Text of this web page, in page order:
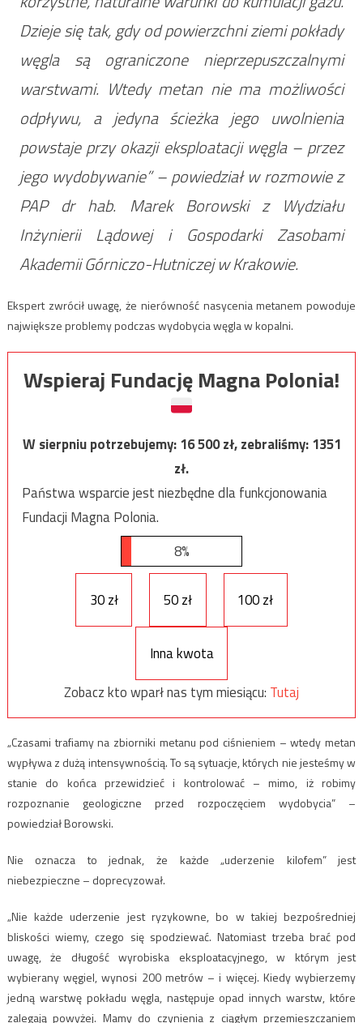
Dzieje się tak, gdy od powierzchni ziemi pokłady
węgla są ograniczone nieprzepuszczalnymi
warstwami. Wtedy metan nie ma możliwości
odpływu, a jedyna ścieżka jego uwolnienia
powstaje przy okazji eksploatacji węgla – przez
jego wydobywanie” – powiedział w rozmowie z
PAP dr hab. Marek Borowski z Wydziału
Inżynierii Lądowej i Gospodarki Zasobami
Akademii Górniczo-Hutniczej w Krakowie.
Ekspert zwrócił uwagę, że nierówność nasycenia metanem powoduje
największe problemy podczas wydobycia węgla w kopalni.
Wspieraj Fundację Magna Polonia!
W sierpniu potrzebujemy:16 500zł, zebraliśmy:1351
zł.
Państwa wsparcie jest niezbędne dla funkcjonowania
Fundacji Magna Polonia.
8%
30 zł 50 zł 100 zł
Inna kwota
Zobacz kto wparł nas tym miesiącu: Tutaj
„Czasami trafiamy na zbiorniki metanu pod ciśnieniem – wtedy metan
wypływa z dużą intensywnością. To są sytuacje, których nie jesteśmy w
stanie do końca przewidzieć i kontrolować – mimo, iż robimy
rozpoznanie geologiczne przed rozpoczęciem wydobycia” –
powiedział Borowski.
Nie oznacza to jednak, że każde „uderzenie kilofem” jest
niebezpieczne – doprecyzował.
„Nie każde uderzenie jest ryzykowne, bo w takiej bezpośredniej
bliskości wiemy, czego się spodziewać. Natomiast trzeba brać pod
uwagę, że długość wyrobiska eksploatacyjnego, w którym jest
wybierany węgiel, wynosi 200 metrów – i więcej. Kiedy wybierzemy
jedną warstwę pokładu węgla, następuje opad innych warstw, które
zalegają powyżej. Mamy do czynienia z ciągłym przemieszczaniem